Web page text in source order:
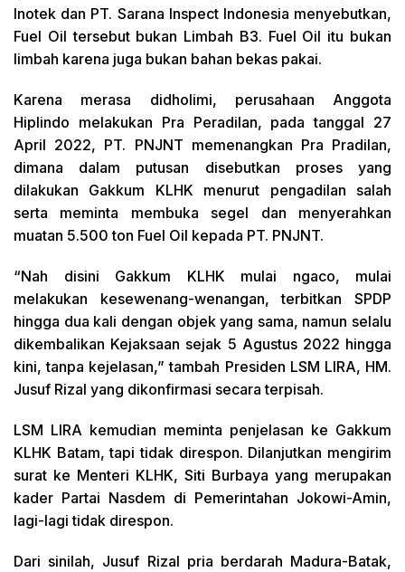
Inotek dan PT. Sarana Inspect Indonesia menyebutkan,
Fuel Oil tersebut bukan Limbah B3. Fuel Oil itu bukan
limbah karena juga bukan bahan bekas pakai.
Karena merasa didholimi, perusahaan Anggota
Hiplindo melakukan Pra Peradilan, pada tanggal 27
April 2022, PT. PNJNT memenangkan Pra Pradilan,
dimana dalam putusan disebutkan proses yang
dilakukan Gakkum KLHK menurut pengadilan salah
serta meminta membuka segel dan menyerahkan
muatan 5.500 ton Fuel Oil kepada PT. PNJNT.
“Nah disini Gakkum KLHK mulai ngaco, mulai
melakukan kesewenang-wenangan, terbitkan SPDP
hingga dua kali dengan objek yang sama, namun selalu
dikembalikan Kejaksaan sejak 5 Agustus 2022 hingga
kini, tanpa kejelasan,” tambah Presiden LSM LIRA, HM.
Jusuf Rizal yang dikonfirmasi secara terpisah.
LSM LIRA kemudian meminta penjelasan ke Gakkum
KLHK Batam, tapi tidak direspon. Dilanjutkan mengirim
surat ke Menteri KLHK, Siti Burbaya yang merupakan
kader Partai Nasdem di Pemerintahan Jokowi-Amin,
lagi-lagi tidak direspon.
Dari sinilah, Jusuf Rizal pria berdarah Madura-Batak,